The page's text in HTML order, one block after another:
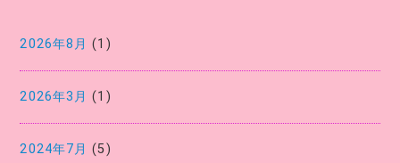
2026年8月 (1)
2026年3月 (1)
2024年7月 (5)